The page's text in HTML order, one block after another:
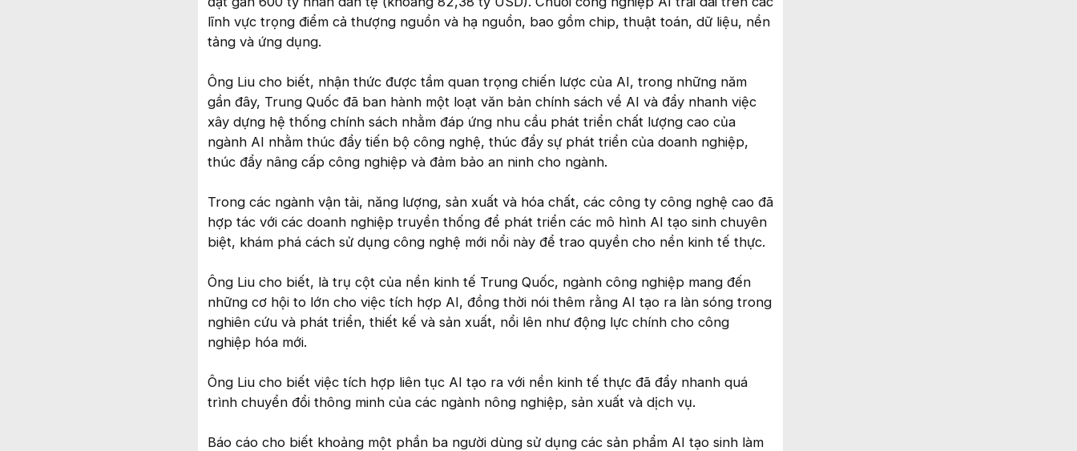
lĩnh vực trọng điểm cả thượng nguồn và hạ nguồn, bao gồm chip, thuật toán, dữ liệu, nền
tảng và ứng dụng.
Ông Liu cho biết, nhận thức được tầm quan trọng chiến lược của AI, trong những năm
gần đây, Trung Quốc đã ban hành một loạt văn bản chính sách về AI và đẩy nhanh việc
xây dựng hệ thống chính sách nhằm đáp ứng nhu cầu phát triển chất lượng cao của
ngành AI nhằm thúc đẩy tiến bộ công nghệ, thúc đẩy sự phát triển của doanh nghiệp,
thúc đẩy nâng cấp công nghiệp và đảm bảo an ninh cho ngành.
Trong các ngành vận tải, năng lượng, sản xuất và hóa chất, các công ty công nghệ cao đã
hợp tác với các doanh nghiệp truyền thống để phát triển các mô hình AI tạo sinh chuyên
biệt, khám phá cách sử dụng công nghệ mới nổi này để trao quyền cho nền kinh tế thực.
Ông Liu cho biết, là trụ cột của nền kinh tế Trung Quốc, ngành công nghiệp mang đến
những cơ hội to lớn cho việc tích hợp AI, đồng thời nói thêm rằng AI tạo ra làn sóng trong
nghiên cứu và phát triển, thiết kế và sản xuất, nổi lên như động lực chính cho công
nghiệp hóa mới.
Ông Liu cho biết việc tích hợp liên tục AI tạo ra với nền kinh tế thực đã đẩy nhanh quá
trình chuyển đổi thông minh của các ngành nông nghiệp, sản xuất và dịch vụ.
Báo cáo cho biết khoảng một phần ba người dùng sử dụng các sản phẩm AI tạo sinh làm